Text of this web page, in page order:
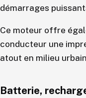
démarrages
Ce moteur offre
conducteur une
atout en milieu
Batterie,